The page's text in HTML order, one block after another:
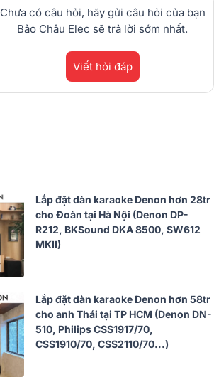
Chưa có câu hỏi, hãy gửi câu hỏi của bạn
Bảo Châu Elec sẽ trả lời sớm nhất.
Viết hỏi đáp
Lắp đặt dàn karaoke Denon hơn 28tr
cho Đoàn tại Hà Nội (Denon DP-
R212, BKSound DKA 8500, SW612
MKII)
Lắp đặt dàn karaoke Denon hơn 58tr
cho anh Thái tại TP HCM (Denon DN-
510, Philips CSS1917/70,
CSS1910/70, CSS2110/70...)